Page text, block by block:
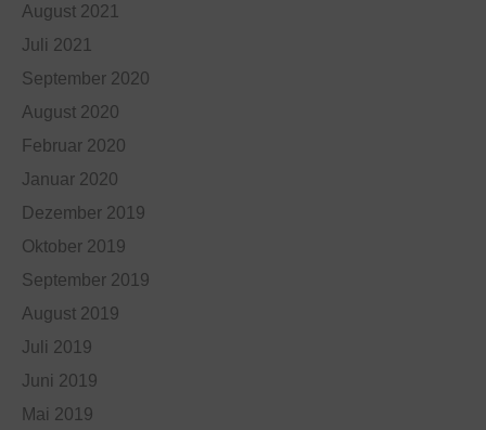
August 2021
Juli 2021
September 2020
August 2020
Februar 2020
Januar 2020
Dezember 2019
Oktober 2019
September 2019
August 2019
Juli 2019
Juni 2019
Mai 2019